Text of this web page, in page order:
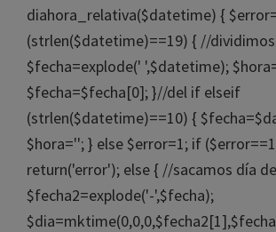
diahora_relativa($datetime) {
(strlen($datetime)==19) { //
$fecha=explode(' ',$datetime);
$fecha=$fecha[0]; }//del if elseif
(strlen($datetime)==10) {
$hora=''; } else $error=1; if
return('error'); else { //sacamos día
$fecha2=explode('-',$fecha);